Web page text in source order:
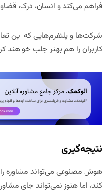
فراهم می‌کند و انسان، درک،
شرکت‌ها و پلتفرم‌هایی که این
کاربران را هم بهتر جلب خواهند
نتیجه‌گیری
هوش مصنوعی می‌تواند مشاوره